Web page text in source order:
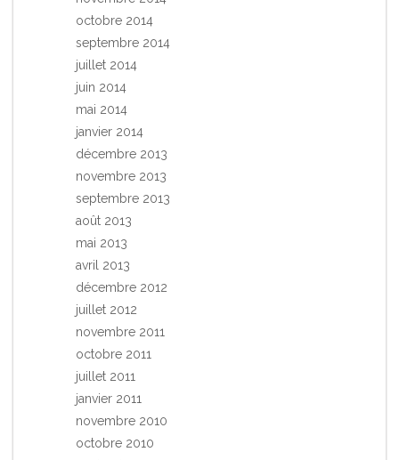
octobre 2014
septembre 2014
juillet 2014
juin 2014
mai 2014
janvier 2014
décembre 2013
novembre 2013
septembre 2013
août 2013
mai 2013
avril 2013
décembre 2012
juillet 2012
novembre 2011
octobre 2011
juillet 2011
janvier 2011
novembre 2010
octobre 2010